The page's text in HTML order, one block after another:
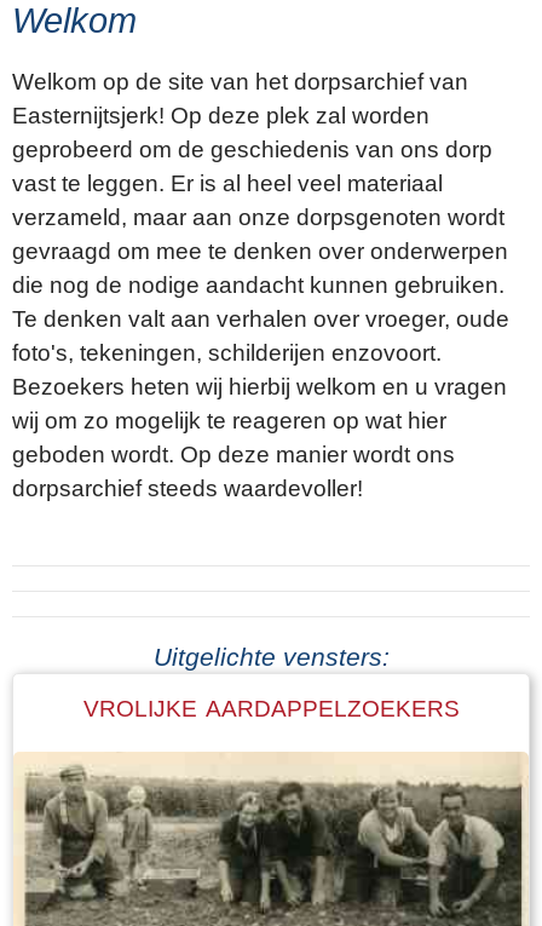
Welkom
Welkom op de site van het dorpsarchief van
Easternijtsjerk! Op deze plek zal worden
geprobeerd om de geschiedenis van ons dorp
vast te leggen. Er is al heel veel materiaal
verzameld, maar aan onze dorpsgenoten wordt
gevraagd om mee te denken over onderwerpen
die nog de nodige aandacht kunnen gebruiken.
Te denken valt aan verhalen over vroeger, oude
foto's, tekeningen, schilderijen enzovoort.
Bezoekers heten wij hierbij welkom en u vragen
wij om zo mogelijk te reageren op wat hier
geboden wordt. Op deze manier wordt ons
dorpsarchief steeds waardevoller!
Uitgelichte vensters:
VROLIJKE AARDAPPELZOEKERS